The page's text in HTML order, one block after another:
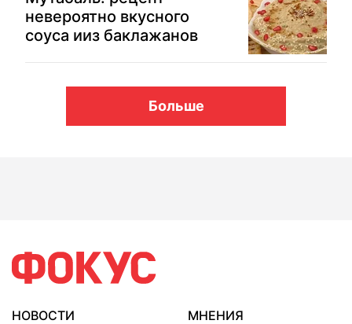
невероятно вкусного
соуса ииз баклажанов
Больше
НОВОСТИ
МНЕНИЯ